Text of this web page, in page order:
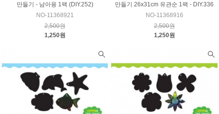
만들기 - 남아용 1팩 (DIY.252)
NO-11368921
2,500원
1,250원
만들기 26x31cm 유관순 1팩 - DIY.336
NO-11368916
2,500원
1,250원